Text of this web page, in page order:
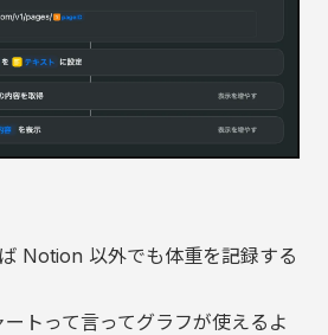
Notion 以外でも体重を記録する
トって言ってグラフが使えるよ